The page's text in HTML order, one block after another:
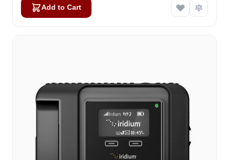
Add to Cart